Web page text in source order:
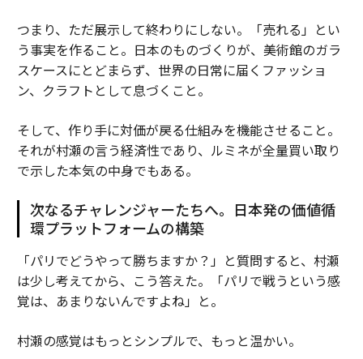
つまり、ただ展示して終わりにしない。「売れる」とい
う事実を作ること。日本のものづくりが、美術館のガラ
スケースにとどまらず、世界の日常に届くファッショ
ン、クラフトとして息づくこと。
そして、作り手に対価が戻る仕組みを機能させること。
それが村瀬の言う経済性であり、ルミネが全量買い取り
で示した本気の中身でもある。
次なるチャレンジャーたちへ。日本発の価値循
環プラットフォームの構築
「パリでどうやって勝ちますか？」と質問すると、村瀬
は少し考えてから、こう答えた。「パリで戦うという感
覚は、あまりないんですよね」と。
村瀬の感覚はもっとシンプルで、もっと温かい。